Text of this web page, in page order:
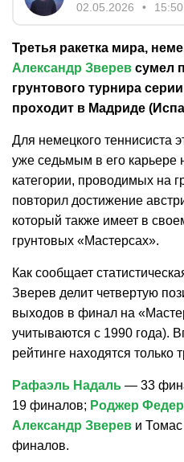
02.05.2026 15:50
Третья ракетка мира,
Александр Зверев сумел
грунтового турнира
проходит в Мадриде
Для немецкого теннисиста
уже седьмым в его карьере
категории, проводимых на
повторил достижение
который также имеет в
грунтовых «Мастерсах».
Как сообщает
Зверев делит четвертую
выходов в финал на
учитываются с 1990 года).
рейтинге находятся только
Рафаэль Надаль — 33
19 финалов; Роджер
Александр Зверев и
финалов.